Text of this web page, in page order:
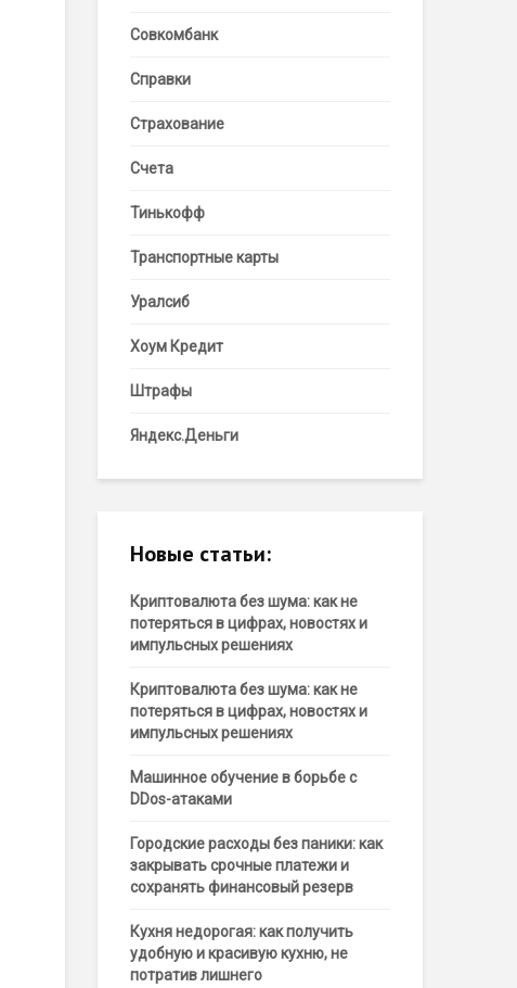
Совкомбанк
Справки
Страхование
Счета
Тинькофф
Транспортные карты
Уралсиб
Хоум Кредит
Штрафы
Яндекс.Деньги
Новые статьи:
Криптовалюта без шума: как не
потеряться в цифрах, новостях и
импульсных решениях
Криптовалюта без шума: как не
потеряться в цифрах, новостях и
импульсных решениях
Машинное обучение в борьбе с
DDos-атаками
Городские расходы без паники: как
закрывать срочные платежи и
сохранять финансовый резерв
Кухня недорогая: как получить
удобную и красивую кухню, не
потратив лишнего